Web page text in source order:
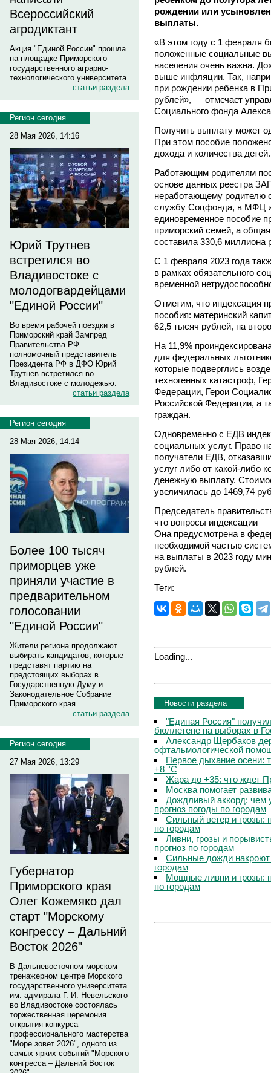
Всероссийский
агродиктант
Акция "Единой России" прошла
на площадке Приморского
государственного аграрно-
технологического университета
статьи раздела
Регион сегодня
28 Мая 2026, 14:16
Юрий Трутнев
встретился во
Владивостоке с
молодогвардейцами
"Единой России"
Во время рабочей поездки в
Приморский край Зампред
Правительства РФ –
полномочный представитель
Президента РФ в ДФО Юрий
Трутнев встретился во
Владивостоке с молодежью.
статьи раздела
Регион сегодня
28 Мая 2026, 14:14
Более 100 тысяч
приморцев уже
приняли участие в
предварительном
голосовании
"Единой России"
Жители региона продолжают
выбирать кандидатов, которые
представят партию на
предстоящих выборах в
Государственную Думу и
Законодательное Собрание
Приморского края.
статьи раздела
Регион сегодня
27 Мая 2026, 13:29
Губернатор
Приморского края
Олег Кожемяко дал
старт "Морскому
конгрессу – Дальний
Восток 2026"
В Дальневосточном морском
тренажерном центре Морского
государственного университета
им. адмирала Г. И. Невельского
во Владивостоке состоялась
торжественная церемония
открытия конкурса
профессионального мастерства
"Море зовет 2026", одного из
самых ярких событий "Морского
конгресса – Дальний Восток
рождении или
выплаты.
«В этом году с 1 февраля
положенные социальные
населения очень важна.
выше инфляции. Так,
при рождении ребенка в
рублей», — отмечает
Социального фонда
Получить выплату может
При этом пособие
дохода и количества детей.
Работающим родителям
основе данных реестра
неработающему родителю
службу Соцфонда, в МФЦ
единовременное пособие
приморский семей, а
составила 330,6 миллиона
С 1 февраля 2023 года
в рамках обязательного
временной
Отметим, что индексация
пособия: материнский
62,5 тысяч рублей, на
На 11,9%
для федеральных
которые подверглись
техногенных катастроф,
Федерации, Герои
Российской Федерации, а
граждан.
Одновременно с ЕДВ
социальных услуг. Право
получатели ЕДВ,
услуг либо от какой-либо
денежную выплату.
увеличилась до 1469,74
Председатель
что вопросы индексации —
Она предусмотрена в
необходимой частью
на выплаты в 2023 году
рублей.
Теги:
Loading...
Новости раздела
"Единая Россия"
бюллетене на выборах в
Александр Щербаков
офтальмологической
Первое дыхание осени:
+8 °C
Жара до +35: что ждет
Москва помогает
Дождливый аккорд: чем
прогноз погоды по городам
Сильный ветер и грозы:
по городам
Ливни, грозы и
прогноз по городам
Сильные дожди
городам
Мощные ливни и грозы:
по городам